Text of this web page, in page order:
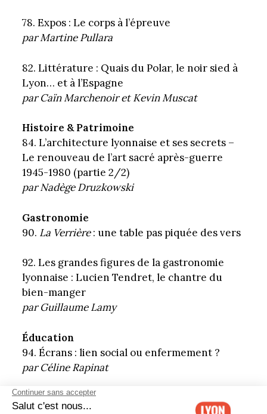
78. Expos : Le corps à l’épreuve
par Martine Pullara
82. Littérature : Quais du Polar, le noir sied à
Lyon… et à l’Espagne
par Caïn Marchenoir et Kevin Muscat
Histoire & Patrimoine
84. L’architecture lyonnaise et ses secrets –
Le renouveau de l’art sacré après-guerre
1945-1980 (partie 2/2)
par Nadège Druzkowski
Gastronomie
90. La Verrière: une table pas piquée des vers
92. Les grandes figures de la gastronomie
lyonnaise : Lucien Tendret, le chantre du
bien-manger
par Guillaume Lamy
Éducation
94. Écrans : lien social ou enfermement ?
par Céline Rapinat
96. Shopping printanier